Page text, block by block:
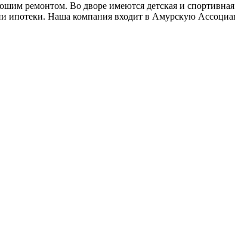
ремонтом. Во дворе имеются детская и
ипотеки. Наша компания входит в Амурскую